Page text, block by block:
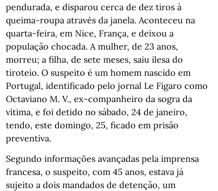
pendurada, e disparou cerca de dez tiros à
queima-roupa através da janela. Aconteceu na
quarta-feira, em Nice, França, e deixou a
população chocada. A mulher, de 23 anos,
morreu; a filha, de sete meses, saiu ilesa do
tiroteio. O suspeito é um homem nascido em
Portugal, identificado pelo jornal Le Figaro como
Octaviano M. V., ex-companheiro da sogra da
vítima, e foi detido no sábado, 24 de janeiro,
tendo, este domingo, 25, ficado em prisão
preventiva.
Segundo informações avançadas pela imprensa
francesa, o suspeito, com 45 anos, estava já
sujeito a dois mandados de detenção, um